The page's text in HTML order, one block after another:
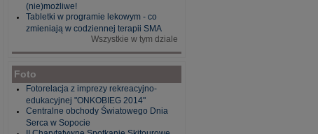
(nie)możliwe!
Tabletki w programie lekowym - co
zmieniają w codziennej terapii SMA
Wszystkie w tym dziale
Foto
Fotorelacja z imprezy rekreacyjno-
edukacyjnej "ONKOBIEG 2014"
Centralne obchody Światowego Dnia
Serca w Sopocie